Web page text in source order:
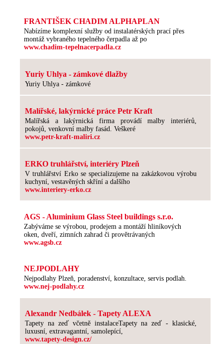
FRANTIŠEK CHADIM ALPHAPLAN
Nabízíme komplexní služby od instalatérských prací přes
montáž vybraného tepelného čerpadla až po
www.chadim-tepelnacerpadla.cz
Yuriy Uhlya - zámkové dlažby
Yuriy Uhlya - zámkové
Malířské, lakýrnické práce Petr Kraft
Malířská a lakýrnická firma provádí malby interiérů,
pokojů, venkovní malby fasád. Veškeré
www.petr-kraft-maliri.cz
ERKO truhlářství, interiéry Plzeň
V truhlářství Erko se specializujeme na zakázkovou výrobu
kuchyní, vestavěných skříní a dalšího
www.interiery-erko.cz
AGS - Aluminium Glass Steel buildings s.r.o.
Zabýváme se výrobou, prodejem a montáží hliníkových
oken, dveří, zimních zahrad či provětrávaných
www.agsb.cz
NEJPODLAHY
Nejpodlahy Plzeň, poradenství, konzultace, servis podlah.
www.nej-podlahy.cz
Alexandr Nedbálek - Tapety ALEXA
Tapety na zeď včetně instalaceTapety na zeď - klasické,
luxusní, extravagantní, samolepící,
www.tapety-design.cz/